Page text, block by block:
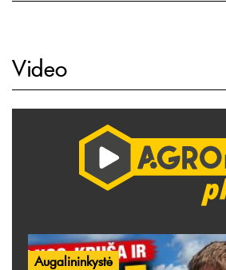
Video
Augalininkystė